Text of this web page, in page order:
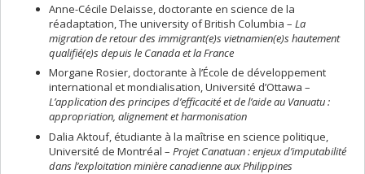
Anne-Cécile Delaisse, doctorante en science de la
réadaptation, The university of British Columbia – La
migration de retour des immigrant(e)s vietnamien(e)s hautement
qualifié(e)s depuis le Canada et la France
Morgane Rosier, doctorante à l’École de développement
international et mondialisation, Université d’Ottawa –
L’application des principes d’efficacité et de l’aide au Vanuatu :
appropriation, alignement et harmonisation
Dalia Aktouf, étudiante à la maîtrise en science politique,
Université de Montréal – Projet Canatuan : enjeux d’imputabilité
dans l’exploitation minière canadienne aux Philippines